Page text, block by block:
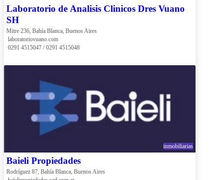
Laboratorio de Analisis Clinicos Dres Vuano
SH
Mitre 236, Bahía Blanca, Buenos Aires
laboratoriovuano.com
0291 4515047 / 0291 4515048
inmobiliarias
Baieli Propiedades
Rodríguez 87, Bahía Blanca, Buenos Aires